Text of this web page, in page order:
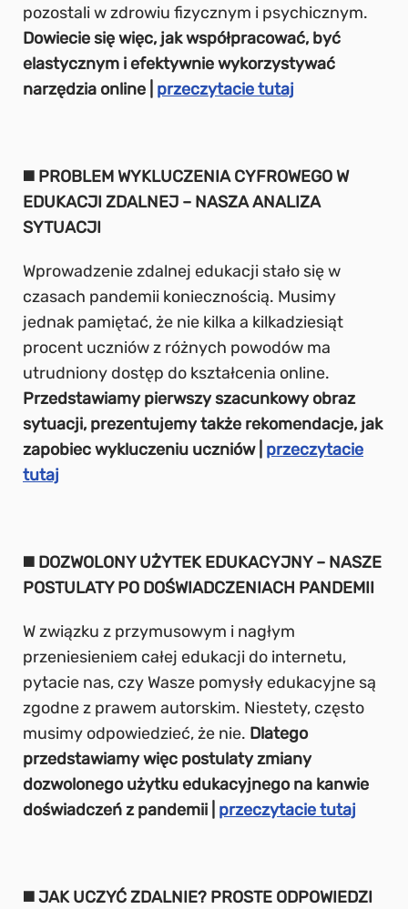
pozostali w zdrowiu fizycznym i psychicznym.
Dowiecie się więc, jak współpracować, być
elastycznym i efektywnie wykorzystywać
narzędzia online | przeczytacie tutaj
◼️ PROBLEM WYKLUCZENIA CYFROWEGO W
EDUKACJI ZDALNEJ – NASZA ANALIZA
SYTUACJI
Wprowadzenie zdalnej edukacji stało się w
czasach pandemii koniecznością. Musimy
jednak pamiętać, że nie kilka a kilkadziesiąt
procent uczniów z różnych powodów ma
utrudniony dostęp do kształcenia online.
Przedstawiamy pierwszy szacunkowy obraz
sytuacji, prezentujemy także rekomendacje, jak
zapobiec wykluczeniu uczniów | przeczytacie
tutaj
◼️ DOZWOLONY UŻYTEK EDUKACYJNY – NASZE
POSTULATY PO DOŚWIADCZENIACH PANDEMII
W związku z przymusowym i nagłym
przeniesieniem całej edukacji do internetu,
pytacie nas, czy Wasze pomysły edukacyjne są
zgodne z prawem autorskim. Niestety, często
musimy odpowiedzieć, że nie. Dlatego
przedstawiamy więc postulaty zmiany
dozwolonego użytku edukacyjnego na kanwie
doświadczeń z pandemii | przeczytacie tutaj
◼️ JAK UCZYĆ ZDALNIE? PROSTE ODPOWIEDZI